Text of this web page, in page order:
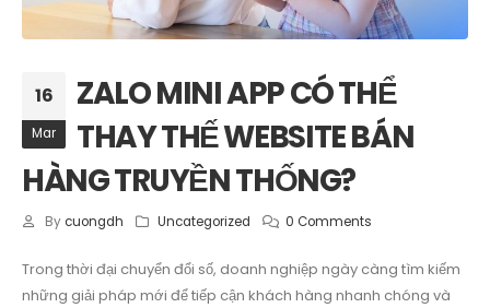
16
Mar
ZALO MINI APP CÓ THỂ
THAY THẾ WEBSITE BÁN
HÀNG TRUYỀN THỐNG?
By cuongdh Uncategorized 0 Comments
Trong thời đại chuyển đổi số, doanh nghiệp ngày càng tìm kiếm
những giải pháp mới để tiếp cận khách hàng nhanh chóng và